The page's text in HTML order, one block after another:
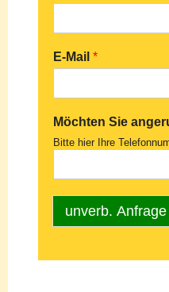
E-Mail *
Möchten Sie
Bitte hier Ihre
unverb.